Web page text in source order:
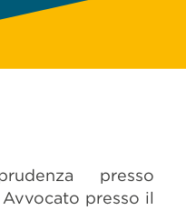
presso
Avvocato presso il